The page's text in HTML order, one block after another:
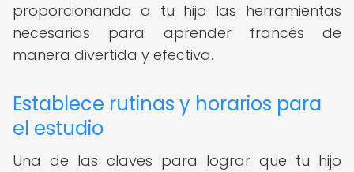
proporcionando a tu hijo las herramientas
necesarias para aprender francés de
manera divertida y efectiva.
Establece rutinas y horarios para
el estudio
Una de las claves para lograr que tu hijo